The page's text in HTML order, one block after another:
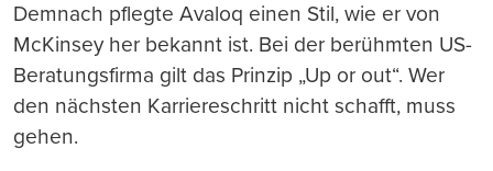
Demnach pflegte Avaloq einen Stil, wie er von
McKinsey her bekannt ist. Bei der berühmten US-
Beratungsfirma gilt das Prinzip „Up or out“. Wer
den nächsten Karriereschritt nicht schafft, muss
gehen.